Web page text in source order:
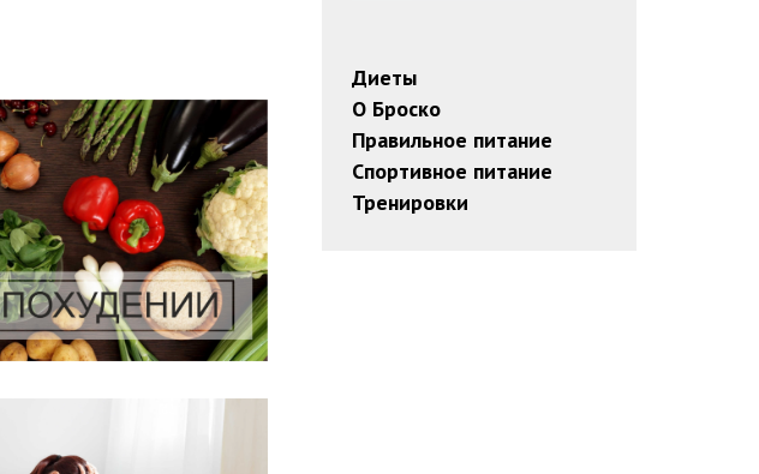
Диеты
О Броско
Правильное питание
Спортивное питание
Тренировки